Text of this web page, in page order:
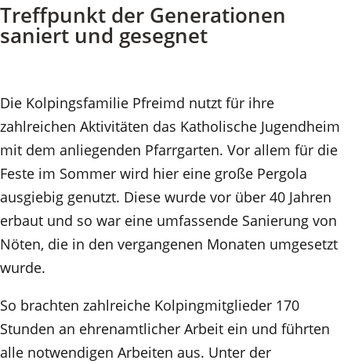
Treffpunkt der Generationen
saniert und gesegnet
Die Kolpingsfamilie Pfreimd nutzt für ihre
zahlreichen Aktivitäten das Katholische Jugendheim
mit dem anliegenden Pfarrgarten. Vor allem für die
Feste im Sommer wird hier eine große Pergola
ausgiebig genutzt. Diese wurde vor über 40 Jahren
erbaut und so war eine umfassende Sanierung von
Nöten, die in den vergangenen Monaten umgesetzt
wurde.
So brachten zahlreiche Kolpingmitglieder 170
Stunden an ehrenamtlicher Arbeit ein und führten
alle notwendigen Arbeiten aus. Unter der